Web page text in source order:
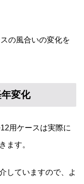
の風合いの変化を
変化
用ケースは実際に
ます。
していますので、よ